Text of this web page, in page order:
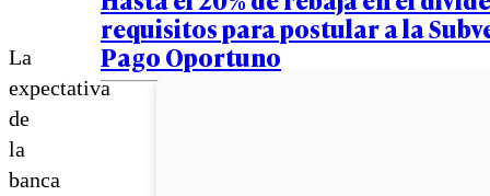
La
expectativa
de
la
banca
requisitos para postular a la
Pago Oportuno